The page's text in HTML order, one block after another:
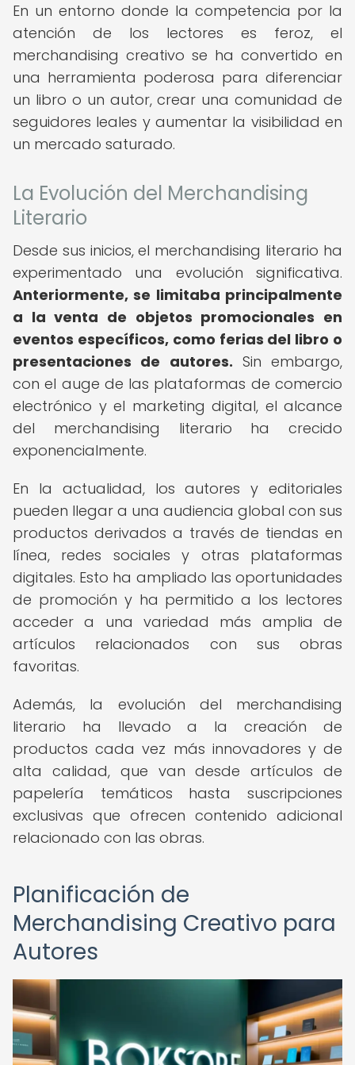
En un entorno donde la competencia por la
atención de los lectores es feroz, el
merchandising creativo se ha convertido en
una herramienta poderosa para diferenciar
un libro o un autor, crear una comunidad de
seguidores leales y aumentar la visibilidad en
un mercado saturado.
La Evolución del Merchandising
Literario
Desde sus inicios, el merchandising literario ha
experimentado una evolución significativa.
Anteriormente, se limitaba principalmente
a la venta de objetos promocionales en
eventos específicos, como ferias del libro o
presentaciones de autores. Sin embargo,
con el auge de las plataformas de comercio
electrónico y el marketing digital, el alcance
del merchandising literario ha crecido
exponencialmente.
En la actualidad, los autores y editoriales
pueden llegar a una audiencia global con sus
productos derivados a través de tiendas en
línea, redes sociales y otras plataformas
digitales. Esto ha ampliado las oportunidades
de promoción y ha permitido a los lectores
acceder a una variedad más amplia de
artículos relacionados con sus obras
favoritas.
Además, la evolución del merchandising
literario ha llevado a la creación de
productos cada vez más innovadores y de
alta calidad, que van desde artículos de
papelería temáticos hasta suscripciones
exclusivas que ofrecen contenido adicional
relacionado con las obras.
Planificación de
Merchandising Creativo para
Autores